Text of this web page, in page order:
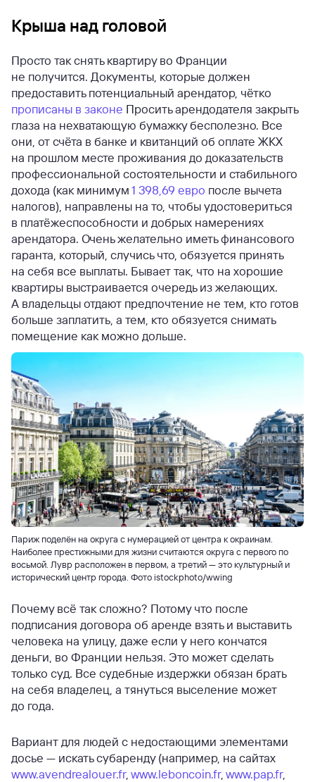
Крыша над головой
Просто так снять квартиру во Франции
не получится. Документы, которые должен
предоставить потенциальный арендатор, чётко
прописаны в законе Просить арендодателя закрыть
глаза на нехватающую бумажку бесполезно. Все
они, от счёта в банке и квитанций об оплате ЖКХ
на прошлом месте проживания до доказательств
профессиональной состоятельности и стабильного
дохода (как минимум1 398,69 евро после вычета
налогов), направлены на то, чтобы удостовериться
в платёжеспособности и добрых намерениях
арендатора. Очень желательно иметь финансового
гаранта, который, случись что, обязуется принять
на себя все выплаты. Бывает так, что на хорошие
квартиры выстраивается очередь из желающих.
А владельцы отдают предпочтение не тем, кто готов
больше заплатить, а тем, кто обязуется снимать
помещение как можно дольше.
Париж поделён на округа с нумерацией от центра к окраинам.
Наиболее престижными для жизни считаются округа с первого по
восьмой. Лувр расположен в первом, а третий — это культурный и
исторический центр города. Фото istockphoto/wwing
Почему всё так сложно? Потому что после
подписания договора об аренде взять и выставить
человека на улицу, даже если у него кончатся
деньги, во Франции нельзя. Это может сделать
только суд. Все судебные издержки обязан брать
на себя владелец, а тянуться выселение может
до года.
Вариант для людей с недостающими элементами
досье — искать субаренду (например, на сайтах
www.avendrealouer.fr, www.leboncoin.fr, www.pap.fr,